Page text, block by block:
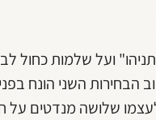
ועל שלמות כחול
השני הונח
שלושה מנדטים על